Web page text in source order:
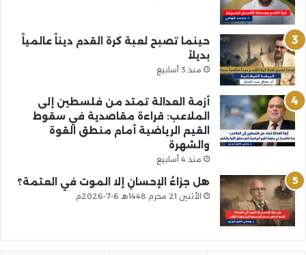
حينما تصبح لعبة كرة القدم ديناً عالمياً
بديلاً
منذ 3 أسابيع
أزمة العدالة تمتد من فلسطين إلى
الملاعب: قراءة مقاصدية في سقوط
القيم الرياضية أمام منطق القوة
والشهرة
منذ 4 أسابيع
هل جزاءُ الإحسانِ إلا الموت في العتمة؟
الأثنين 21 محرم 1448هـ 6-7-2026م